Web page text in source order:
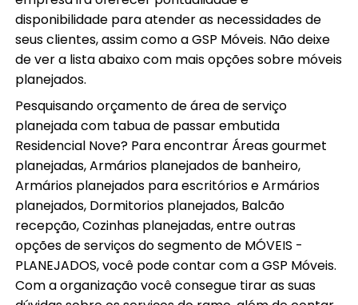
disponibilidade para atender as necessidades de
seus clientes, assim como a GSP Móveis. Não deixe
de ver a lista abaixo com mais opções sobre móveis
planejados.
Pesquisando orçamento de área de serviço
planejada com tabua de passar embutida
Residencial Nove? Para encontrar Áreas gourmet
planejadas, Armários planejados de banheiro,
Armários planejados para escritórios e Armários
planejados, Dormitorios planejados, Balcão
recepção, Cozinhas planejadas, entre outras
opções de serviços do segmento de MÓVEIS -
PLANEJADOS, você pode contar com a GSP Móveis.
Com a organização você consegue tirar as suas